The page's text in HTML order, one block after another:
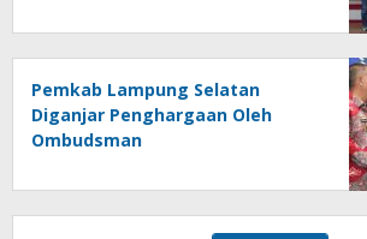
Pemkab Lampung Selatan
Diganjar Penghargaan Oleh
Ombudsman